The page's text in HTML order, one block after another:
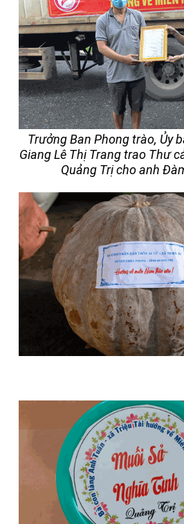
Trưởng Ban Phong trào, Ủy
Giang Lê Thị Trang trao Thư
Quảng Trị cho anh